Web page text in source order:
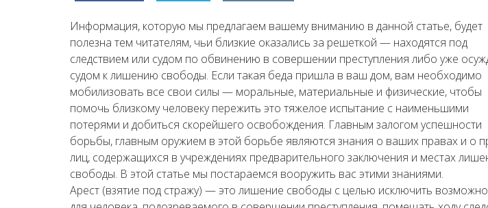
Информация, которую мы предлагаем вашему вниманию в данной статье, будет
полезна тем читателям, чьи близкие оказались за решеткой — находятся под
следствием или судом по обвинению в совершении преступления либо уже
судом к лишению свободы. Если такая беда пришла в ваш дом, вам необходимо
мобилизовать все свои силы — моральные, материальные и физические, чтобы
помочь близкому человеку пережить это тяжелое испытание с наименьшими
потерями и добиться скорейшего освобождения. Главным залогом успешности
борьбы, главным оружием в этой борьбе являются знания о ваших правах и о
лиц, содержащихся в учреждениях предварительного заключения и местах
свободы. В этой статье мы постараемся вооружить вас этими знаниями.
Арест (взятие под стражу) — это лишение свободы с целью исключить